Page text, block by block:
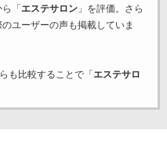
「 エステサロン」を評価。さら
ユーザーの声も掲載していま
も比較することで「 エステサロ